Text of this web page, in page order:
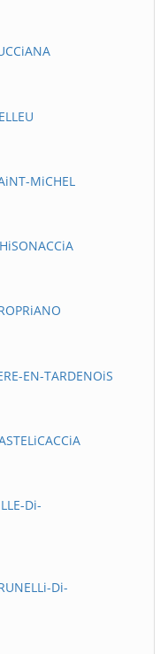
MiCHEL
EN-TARDENOiS
Di-
Di-